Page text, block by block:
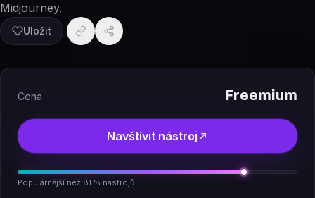
Midjourney.
Uložit
Cena Freemium
Navštívit nástroj
Populárnější než 81 % nástrojů